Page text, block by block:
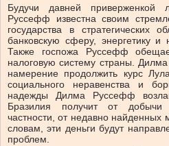
Будучи давней приверженкой
Руссефф известна своим
государства в стратегических
банковскую сферу, энергетику
Также госпожа Руссефф
налоговую систему страны.
намерение продолжить курс
социального неравенства и
надежды Дилма Руссефф
Бразилия получит от
частности, от недавно
словам, эти деньги будут
проблем.